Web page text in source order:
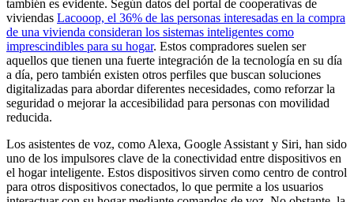
también es evidente. Según datos del portal de cooperativas de
viviendas Lacooop, el 36% de las personas interesadas en la compra
de una vivienda consideran los sistemas inteligentes como
imprescindibles para su hogar. Estos compradores suelen ser
aquellos que tienen una fuerte integración de la tecnología en su día
a día, pero también existen otros perfiles que buscan soluciones
digitalizadas para abordar diferentes necesidades, como reforzar la
seguridad o mejorar la accesibilidad para personas con movilidad
reducida.
Los asistentes de voz, como Alexa, Google Assistant y Siri, han sido
uno de los impulsores clave de la conectividad entre dispositivos en
el hogar inteligente. Estos dispositivos sirven como centro de control
para otros dispositivos conectados, lo que permite a los usuarios